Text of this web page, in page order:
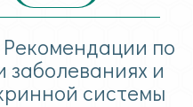
Рекомендации по
и
системы